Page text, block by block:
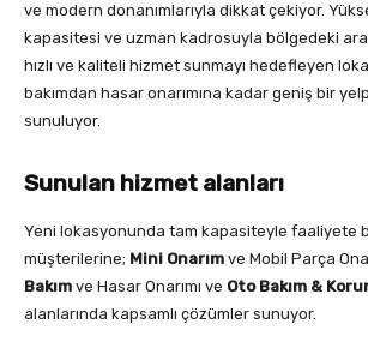
ve modern donanımlarıyla dikkat çekiyor.
kapasitesi ve uzman kadrosuyla bölgedeki
hızlı ve kaliteli hizmet sunmayı hedefleyen
bakımdan hasar onarımına kadar geniş bir
sunuluyor.
Sunulan hizmet alanları
Yeni lokasyonunda tam kapasiteyle faaliyete
müşterilerine; Mini Onarım ve Mobil Parça
Bakım ve Hasar Onarımı ve Oto Bakım &
alanlarında kapsamlı çözümler sunuyor.